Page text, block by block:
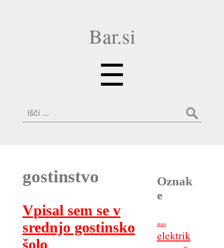
Bar.si
☰
Išči:
gostinstvo
Vpisal sem se v
srednjo gostinsko
šolo
Oznak
e
dom
elektrik